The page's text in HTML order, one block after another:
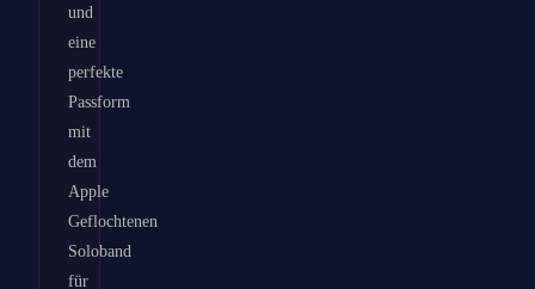
und
eine
perfekte
Passform
mit
dem
Apple
Geflochtenen
Soloband
für